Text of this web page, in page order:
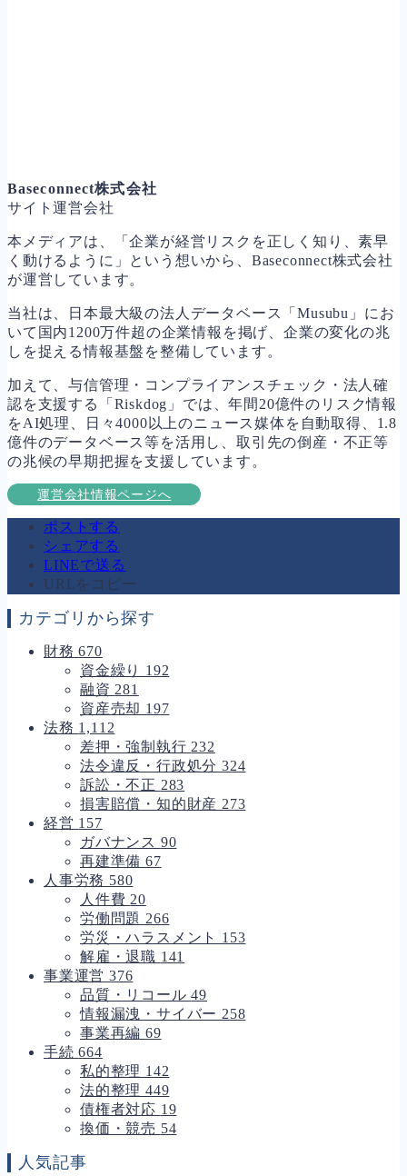
Baseconnect株式会社
サイト運営会社
本メディアは、「企業が経営リスクを正しく知り、素早
く動けるように」という想いから、Baseconnect株式会社
が運営しています。
当社は、日本最大級の法人データベース「Musubu」にお
いて国内1200万件超の企業情報を掲げ、企業の変化の兆
しを捉える情報基盤を整備しています。
加えて、与信管理・コンプライアンスチェック・法人確
認を支援する「Riskdog」では、年間20億件のリスク情報
をAI処理、日々4000以上のニュース媒体を自動取得、1.8
億件のデータベース等を活用し、取引先の倒産・不正等
の兆候の早期把握を支援しています。
運営会社情報ページへ
ポストする
シェアする
LINEで送る
URLをコピー
カテゴリから探す
財務670
資金繰り 192
融資 281
資産売却 197
法務 1,112
差押・強制執行 232
法令違反・行政処分324
訴訟・不正 283
損害賠償・知的財産 273
経営 157
ガバナンス 90
再建準備 67
人事労務 580
人件費 20
労働問題 266
労災・ハラスメント 153
解雇・退職 141
事業運営 376
品質・リコール49
情報漏洩・サイバー 258
事業再編 69
手続664
私的整理 142
法的整理 449
債権者対応 19
換価・競売 54
人気記事